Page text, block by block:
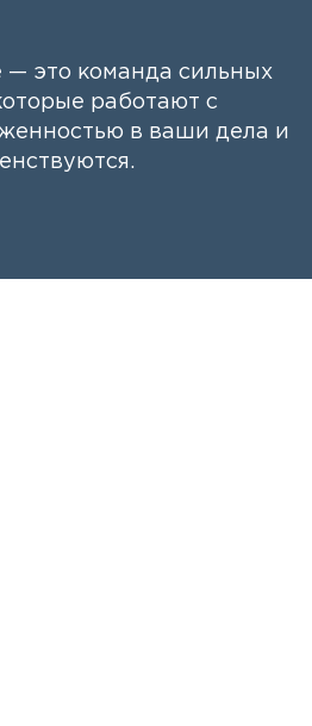
— это команда сильных
работают с
в ваши дела и